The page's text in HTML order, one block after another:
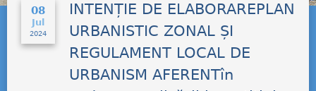
08
Jul
2024
INTENȚIE DE ELABORAREPLAN
URBANISTIC ZONAL ȘI
REGULAMENT LOCAL DE
URBANISM AFERENTîn